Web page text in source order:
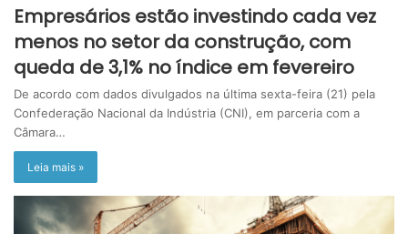
Empresários estão investindo cada vez
menos no setor da construção, com
queda de 3,1% no índice em fevereiro
De acordo com dados divulgados na última sexta-feira (21) pela
Confederação Nacional da Indústria (CNI), em parceria com a
Câmara…
Leia mais »